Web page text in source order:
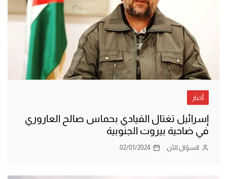
أخبار
إسرائيل تغتال القيادي بحماس صالح العاروري
في ضاحية بيروت الجنوبية
السؤال الآن 02/01/2024